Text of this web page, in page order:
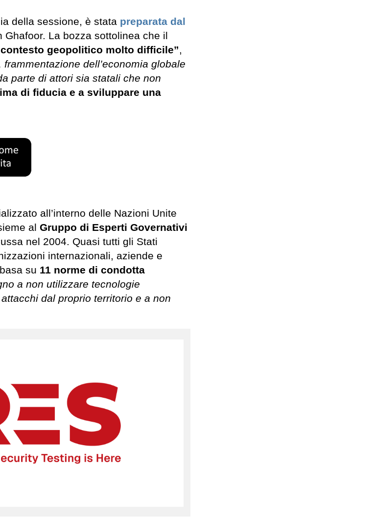
della sessione, è stata preparata dal
La bozza sottolinea che il
geopolitico molto difficile”,
dell’economia globale
parte di attori sia statali che non
di fiducia e a sviluppare una
all’interno delle Nazioni Unite
al Gruppo di Esperti Governativi
nel 2004. Quasi tutti gli Stati
internazionali, aziende e
su 11 norme di condotta
a non utilizzare tecnologie
dal proprio territorio e a non